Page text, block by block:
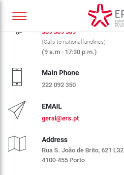
CALL CENTER ERS
309 309 309
(Calls to national landlines)
(9 a.m - 17:30 p.m.)
Main Phone
222 092 350
EMAIL
geral@ers.pt
Address
Rua S. João de Brito, 621 L32
4100-455 Porto